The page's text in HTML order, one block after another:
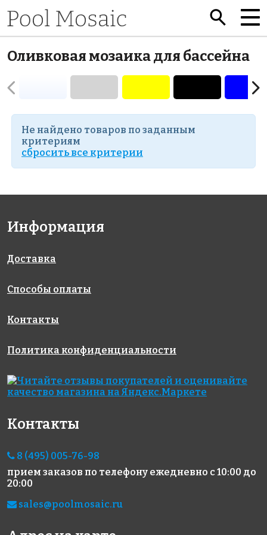
Оливковая мозаика для бассейна
Не найдено товаров по заданным
критериям
cбросить все критерии
Информация
Доставка
Способы оплаты
Контакты
Политика конфиденциальности
Контакты
8 (495) 005-76-98
прием заказов по телефону ежедневно с 10:00 до
20:00
sales@poolmosaic.ru